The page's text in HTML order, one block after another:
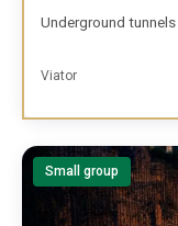
Underground
Viator
Small group